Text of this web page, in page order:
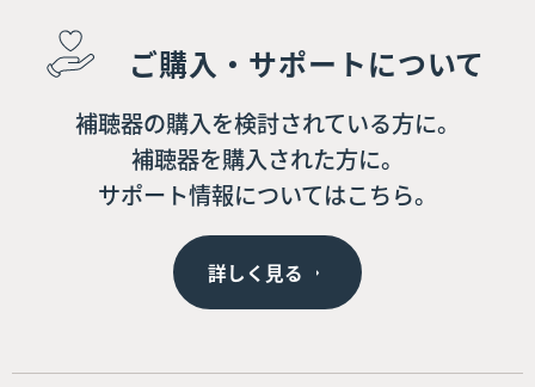
ご購入・サポートについて
補聴器の購入を検討されている方に。
補聴器を購入された方に。
サポート情報についてはこちら。
詳しく見る